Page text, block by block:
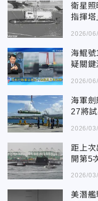
衛星
指揮塔
2026/
海鯤
疑關鍵
2026/
海軍
27將
2026/
距上
開第5
2026/
美潛